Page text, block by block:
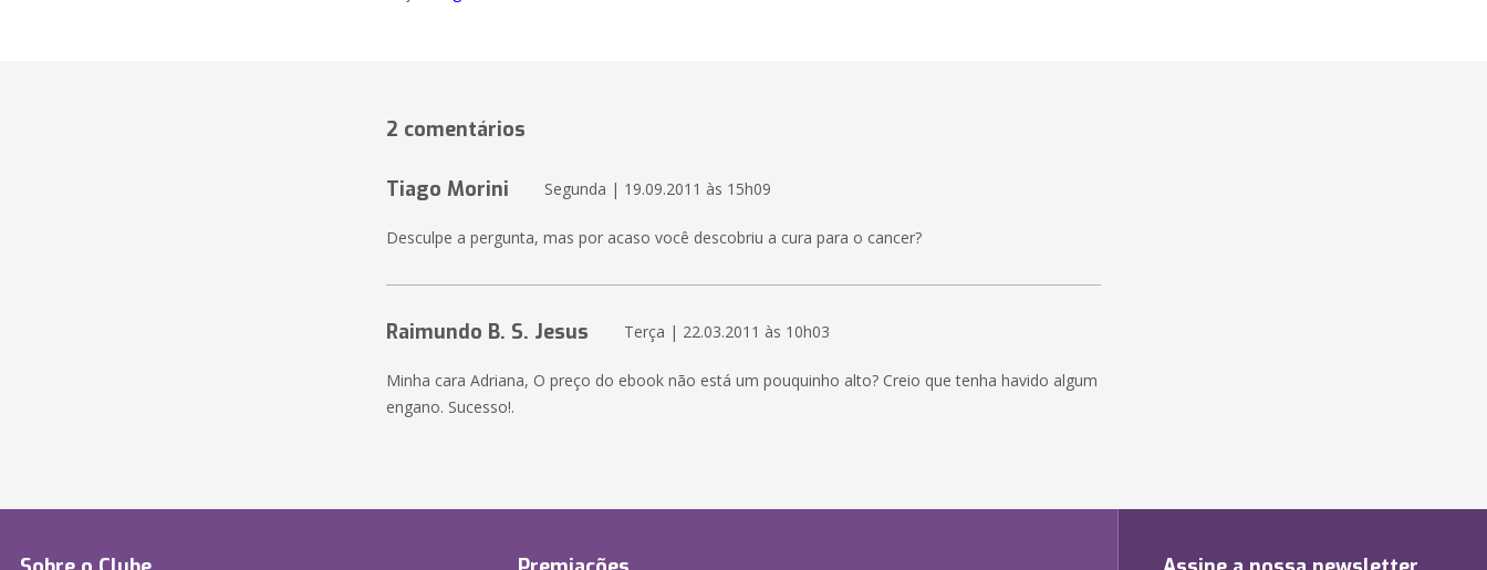
2 comentários
Tiago Morini Segunda | 19.09.2011 às 15h09
Desculpe a pergunta, mas por acaso você descobriu a cura para o cancer?
Raimundo B. S. Jesus Terça | 22.03.2011 às 10h03
Minha cara Adriana, O preço do ebook não está um pouquinho alto? Creio que tenha havido algum
engano. Sucesso!.